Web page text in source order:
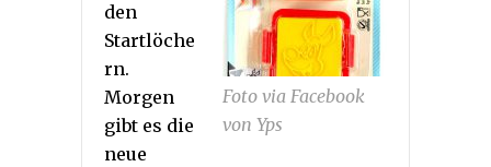
Foto via Facebook
von Yps
den
Startlöche
rn.
Morgen
gibt es die
neue